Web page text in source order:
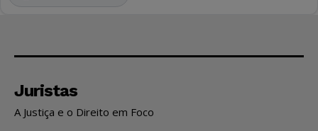
Juristas
A Justiça e o Direito em Foco